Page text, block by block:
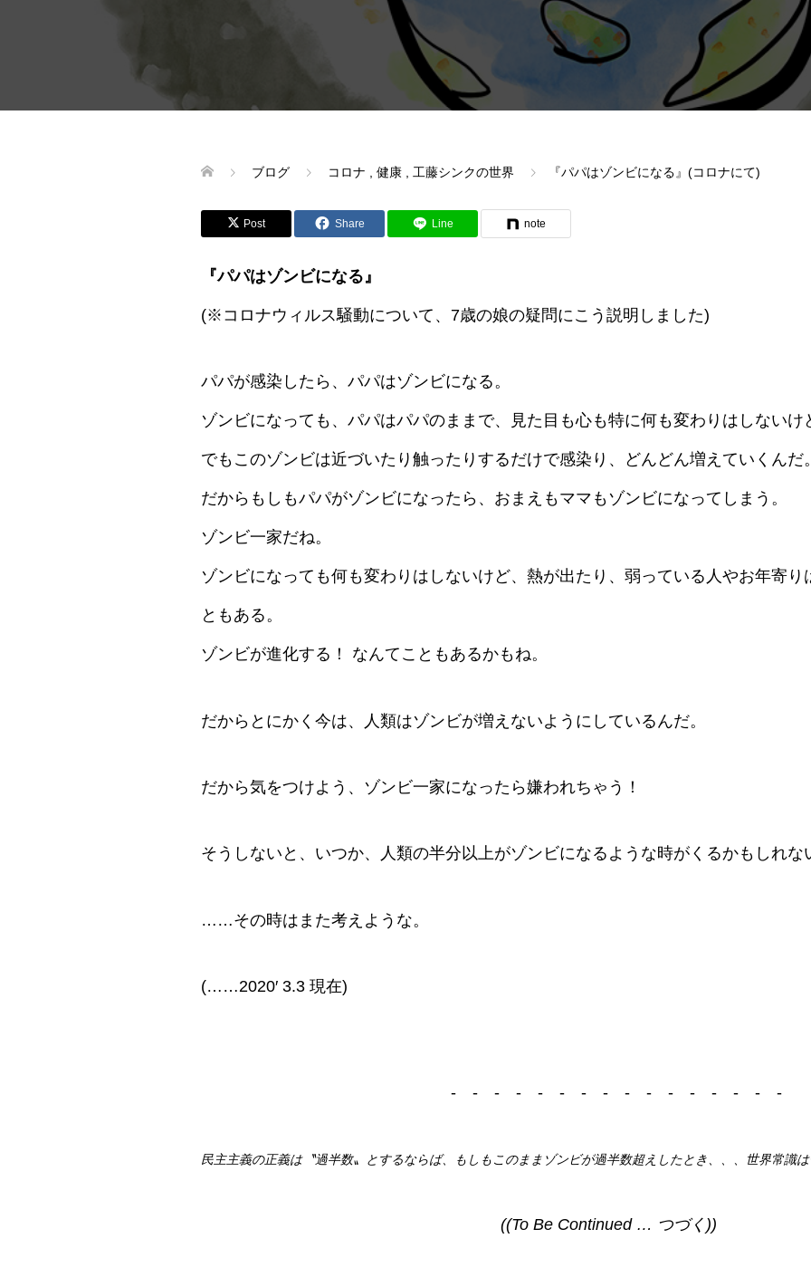
ブログ コロナ 健康 工藤シンクの世界 『パパはゾンビになる』(コロナにて)
Post Share Line note
『パパはゾンビになる』
(※コロナウィルス騒動について、7歳の娘の疑問にこう説明しました)
パパが感染したら、パパはゾンビになる。
ゾンビになっても、パパはパパのままで、見た目も心も特に何も変わりはしないけ
でもこのゾンビは近づいたり触ったりするだけで感染り、どんどん増えていくんだ。
だからもしもパパがゾンビになったら、おまえもママもゾンビになってしまう。
ゾンビ一家だね。
ゾンビになっても何も変わりはしないけど、熱が出たり、弱っている人やお年寄り
ともある。
ゾンビが進化する！ なんてこともあるかもね。
だからとにかく今は、人類はゾンビが増えないようにしているんだ。
だから気をつけよう、ゾンビ一家になったら嫌われちゃう！
そうしないと、いつか、人類の半分以上がゾンビになるような時がくるかもしれな
……その時はまた考えような。
(……2020′ 3.3 現在)
- - - - - - - - - - - - - - - -
民主主義の正義は〝過半数〟とするならば、もしもこのままゾンビが過半数超えしたとき、、、世界常識
((To Be Continued … つづく))